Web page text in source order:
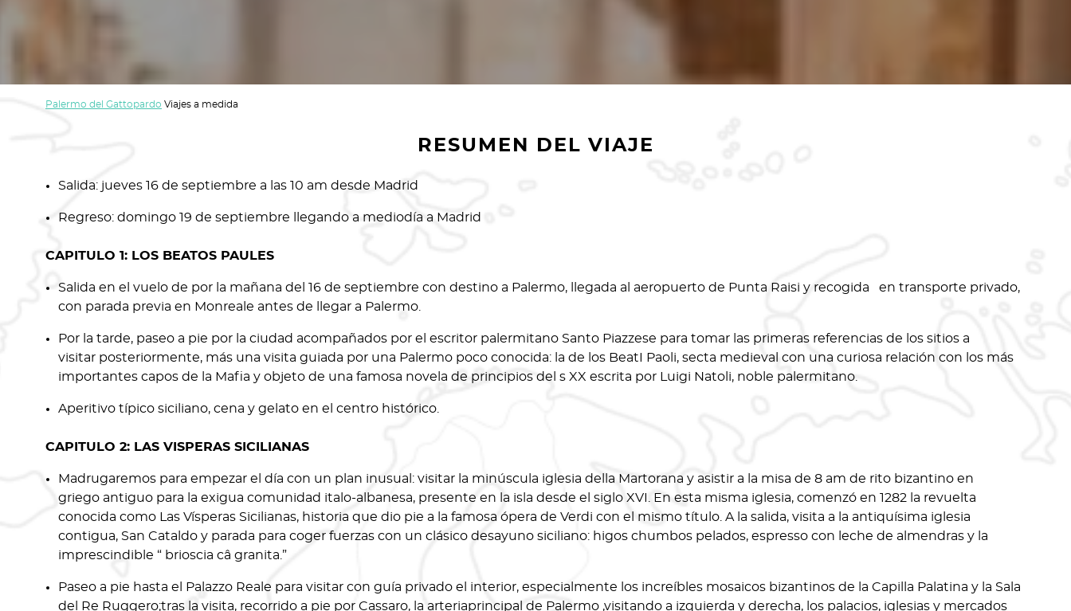
Palermo del Gattopardo Viajes a medida
RESUMEN DEL VIAJE
Salida: jueves 16 de septiembre a las 10 am desde Madrid
Regreso: domingo 19 de septiembre llegando a mediodía a Madrid
CAPITULO 1: LOS BEATOS PAULES
Salida en el vuelo de por la mañana del 16 de septiembre con destino a Palermo, llegada al aeropuerto de Punta Raisi y recogida en transporte privado,
con parada previa en Monreale antes de llegar a Palermo.
Por la tarde, paseo a pie por la ciudad acompañados por el escritor palermitano Santo Piazzese para tomar las primeras referencias de los sitios a
visitar posteriormente, más una visita guiada por una Palermo poco conocida: la de los BeatI Paoli, secta medieval con una curiosa relación con los más
importantes capos de la Mafia y objeto de una famosa novela de principios del s XX escrita por Luigi Natoli, noble palermitano.
Aperitivo típico siciliano, cena y gelato en el centro histórico.
CAPITULO 2: LAS VISPERAS SICILIANAS
Madrugaremos para empezar el día con un plan inusual: visitar la minúscula iglesia della Martorana y asistir a la misa de 8 am de rito bizantino en
griego antiguo para la exigua comunidad italo-albanesa, presente en la isla desde el siglo XVI. En esta misma iglesia, comenzó en 1282 la revuelta
conocida como Las Vísperas Sicilianas, historia que dio pie a la famosa ópera de Verdi con el mismo título. A la salida, visita a la antiquísima iglesia
contigua, San Cataldo y parada para coger fuerzas con un clásico desayuno siciliano: higos chumbos pelados, espresso con leche de almendras y la
imprescindible “ brioscia câ granita.”
Paseo a pie hasta el Palazzo Reale para visitar con guía privado el interior, especialmente los increíbles mosaicos bizantinos de la Capilla Palatina y la Sala
del Re Ruggero;tras la visita, recorrido a pie por Cassaro, la arteriaprincipal de Palermo ,visitando a izquierda y derecha, los palacios, iglesias y mercados